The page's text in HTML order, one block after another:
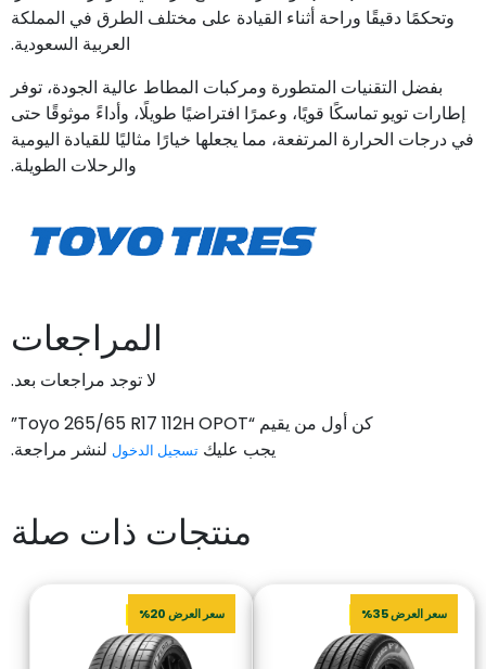
وتحكمًا دقيقًا وراحة أثناء القيادة على مختلف الطرق في المملكة
العربية السعودية.
بفضل التقنيات المتطورة ومركبات المطاط عالية الجودة، توفر
إطارات تويو تماسكًا قويًا، وعمرًا افتراضيًا طويلًا، وأداءً موثوقًا حتى
في درجات الحرارة المرتفعة، مما يجعلها خيارًا مثاليًا للقيادة اليومية
والرحلات الطويلة.
المراجعات
لا توجد مراجعات بعد.
كن أول من يقيم “Toyo 265/65 R17 112H OPOT”
يجب عليك تسجيل الدخول لنشر مراجعة.
منتجات ذات صلة
سعر العرض 35% سعر العرض 20%